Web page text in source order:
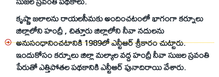
కృష్ణా జలాలను రాయలసీమకు అందించటంలో భాగంగా కర్నూలు
జిల్లాలోని హంద్రీ , చిత్తూరు జిల్లాలోని నీవా నదులను
అనుసంధానించటానికి 1989లో ఎన్టీఆర్ శ్రీకారం చుట్టారు.
ఇందుకోసం కర్నూలు జిల్లా మల్యాల వద్ద హంద్రీ నీవా సుజల స్రవంతి
పేరుతో ఎత్తిపోతల పథకానికి ఎన్టీఆర్ పునాదిరాయి వేశారు.